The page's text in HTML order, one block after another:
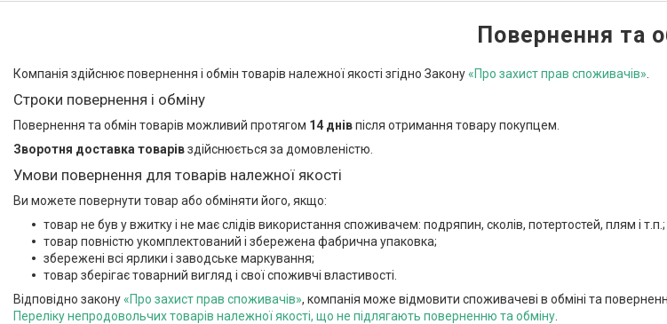
Повернення та
Компанія здійснює повернення і обмін товарів належної якості згідно Закону«Про захист прав споживачів»
Строки повернення і обміну
Повернення та обмін товарів можливий протягом 14 днівпісля отримання товару покупцем.
Зворотня доставка товарівздійснюється за домовленістю.
Умови повернення для товарів належної якості
Ви можете повернути товар або обміняти його, якщо:
товар не був у вжитку і не має слідів використання споживачем: подряпин, сколів, потертостей, плям і т.п.;
товар повністю укомплектований і збережена фабрична упаковка;
збережені всі ярлики і заводське маркування;
товар зберігає товарний вигляд і свої споживчі властивості.
Відповідно закону«Про захист прав споживачів», компанія може відмовити споживачеві в обміні та
Переліку непродовольчих товарів належної якості, що не підлягають поверненню та обміну